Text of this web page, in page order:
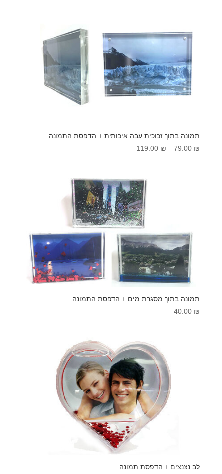
תמונה בתוך זכוכית עבה איכותית + הדפסת התמונה
79.00 ₪
–
119.00 ₪
טווח
עד
⁦119.00 ₪⁩
תמונה בתוך מסגרת מים + הדפסת התמונה
40.00 ₪
לב נצנצים + הדפסת תמונה